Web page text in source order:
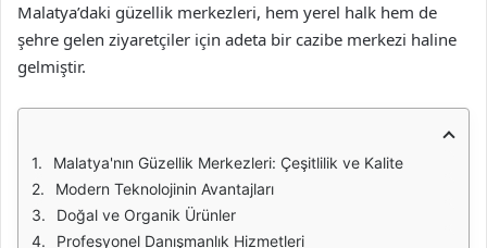
Malatya’daki güzellik merkezleri, hem yerel halk hem de
şehre gelen ziyaretçiler için adeta bir cazibe merkezi haline
gelmiştir.
Malatya'nın Güzellik Merkezleri: Çeşitlilik ve Kalite
Modern Teknolojinin Avantajları
Doğal ve Organik Ürünler
Profesyonel Danışmanlık Hizmetleri